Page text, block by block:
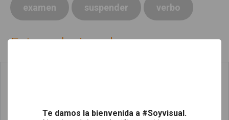
examen suspender verbo
Fotos relacionadas
Te damos la bienvenida a #Soyvisual.